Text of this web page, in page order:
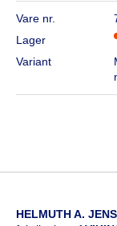
Vare nr.
Lager
Variant
HELMUTH A.